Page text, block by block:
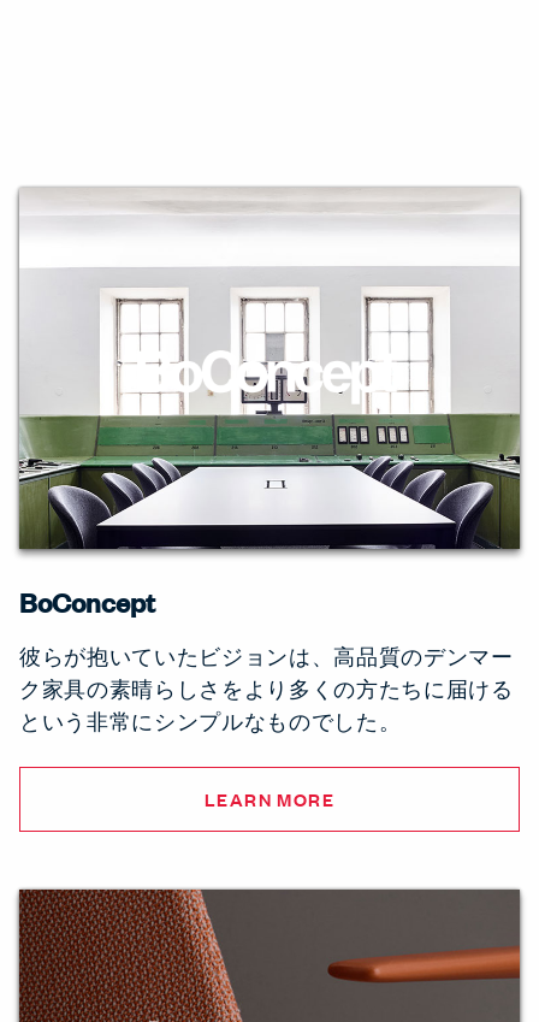
BoConcept
彼らが抱いていたビジョンは、高品質のデンマー
ク家具の素晴らしさをより多くの方たちに届ける
という非常にシンプルなものでした。
LEARN MORE